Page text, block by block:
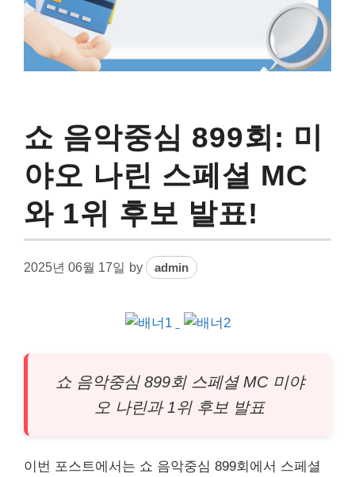
쇼 음악중심 899회: 미
야오 나린 스페셜 MC
와 1위 후보 발표!
2025년 06월 17일 by admin
쇼 음악중심 899회 스페셜 MC 미야
오 나린과 1위 후보 발표
이번 포스트에서는 쇼 음악중심 899회에서 스페셜